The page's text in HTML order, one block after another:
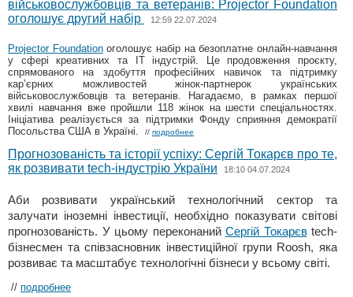
військовослужбовців та ветеранів: Projector Foundation
оголошує другий набір
12:59 22.07.2024
Projector Foundationоголошує набір на безоплатне онлайн-навчання
у сфері креативних та IT індустрій. Це продовження проєкту,
спрямованого на здобуття професійних навичок та підтримку
кар’єрних можливостей жінок-партнерок українських
військовослужбовців та ветеранів. Нагадаємо, в рамках першої
хвилі навчання вже пройшли 118 жінок на шести спеціальностях.
Ініціатива реалізується за підтримки Фонду сприяння демократії
Посольства США в Україні.
// подробнее
Прогнозованість та історії успіху: Сергій Токарєв про те,
як розвивати tech-індустрію України
18:10 04.07.2024
Аби розвивати український технологічний сектор та
залучати іноземні інвестиції, необхідно показувати світові
прогнозованість. У цьому переконаний Сергій Токарєвtech-
бізнесмен та співзасновник інвестиційної групи Roosh, яка
розвиває та масштабує технологічні бізнеси у всьому світі.
// подробнее